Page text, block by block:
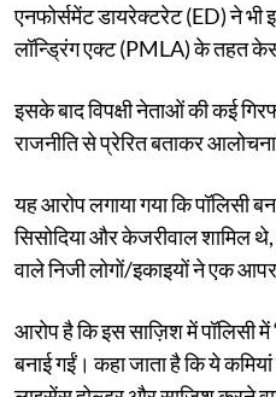
एनफोर्समेंट डायरेक्टरेट (ED) ने
लॉन्ड्रिंग एक्ट (PMLA) के तहत केस
इसके बाद विपक्षी नेताओं की कई
राजनीति से प्रेरित बताकर
यह आरोप लगाया गया कि पॉलिसी
सिसोदिया और केजरीवाल शामिल
वाले निजी लोगों/इकाइयों ने एक
आरोप है कि इस साज़िश में पॉलिसी
बनाई गईं। कहा जाता है कि ये